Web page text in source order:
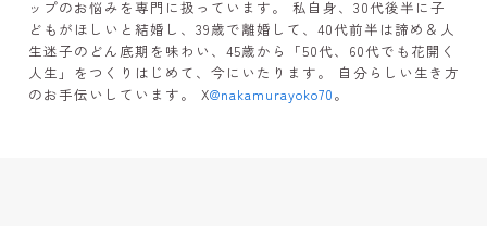
ップのお悩みを専門に扱っています。 私自身、30代後半に子
どもがほしいと結婚し、39歳で離婚して、40代前半は諦め＆人
生迷子のどん底期を味わい、45歳から「50代、60代でも花開く
人生」をつくりはじめて、今にいたります。 自分らしい生き方
のお手伝いしています。 X@nakamurayoko70。